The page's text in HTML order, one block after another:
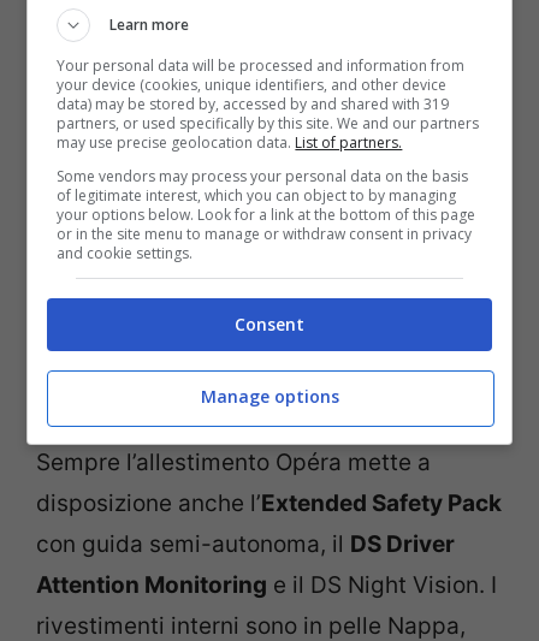
stradale e garantire ai passeggeri il miglior
confort a bordo in tutte le situazioni.
Sempre l’allestimento Opéra mette a
disposizione anche l’Extended Safety Pack
con guida semi-autonoma, il DS Driver
Attention Monitoring e il DS Night Vision. I
rivestimenti interni sono in pelle Nappa,
Learn more
Your personal data will be processed and information from
your device (cookies, unique identifiers, and other device
data) may be stored by, accessed by and shared with 319
partners, or used specifically by this site. We and our partners
may use precise geolocation data. List of partners.
Some vendors may process your personal data on the basis
of legitimate interest, which you can object to by managing
your options below. Look for a link at the bottom of this page
or in the site menu to manage or withdraw consent in privacy
and cookie settings.
Consent
Manage options